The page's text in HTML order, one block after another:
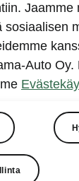
Jaamme
sosiaalisen
Auto Oy.